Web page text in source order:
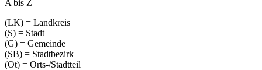
A bis Z
(LK) = Landkreis
(S) = Stadt
(G) = Gemeinde
(SB) = Stadtbezirk
(Ot) = Orts-/Stadtteil